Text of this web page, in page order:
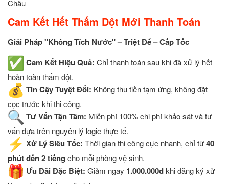
Châu
Cam Kết Hết Thấm Dột Mới Thanh Toán
Giải Pháp "Không Tích Nước" – Triệt Để – Cấp Tốc
Cam Kết Hiệu Quả: Chỉ thanh toán sau khi đã xử lý hết
hoàn toàn thấm dột.
Tin Cậy Tuyệt Đối: Không thu tiền tạm ứng, không đặt
cọc trước khi thi công.
Tư Vấn Tận Tâm: Miễn phí 100% chi phí khảo sát và tư
vấn dựa trên nguyên lý logic thực tế.
Xử Lý Siêu Tốc: Thời gian thi công cực nhanh, chỉ từ40
phút đến 2 tiếng cho mỗi phòng vệ sinh.
Ưu Đãi Đặc Biệt: Giảm ngay 1.000.000đkhi đăng ký xử